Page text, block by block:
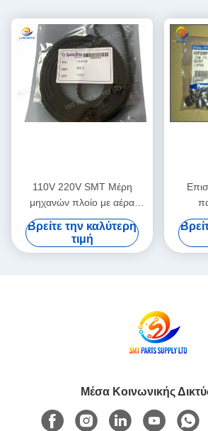
110V 220V SMT Μέρη
μηχανών πλοίο με αέρα
ολοκληρωμένη υπηρεσία
διδασκαλίας πεδίου που
υποστηρίζει προηγμένες
Βρείτε την καλύτερη
τιμή
Μέσα Κοινωνικής